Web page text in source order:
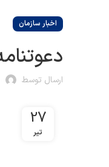
اخبار سازمان
ارسال توسط
27
تیر